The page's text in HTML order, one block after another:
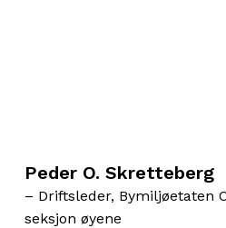
Peder O. Skretteberg
– Driftsleder, Bymiljøetaten
seksjon øyene